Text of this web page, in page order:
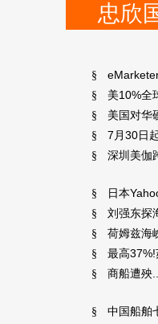
忠欣
§
§ 美10%全
§ 美国对华
§ 7月30日
§ 深圳美伽
§ 日本
§ 刘强东探
§ 荷姆兹海
§ 最高
§ 商船遭殃
§ 中国船舶